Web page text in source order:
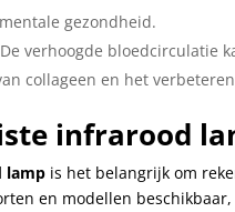
gezondheid.
De verhoogde bloedcirculatie
collageen en het
infrarood
lamp is het belangrijk om
en modellen